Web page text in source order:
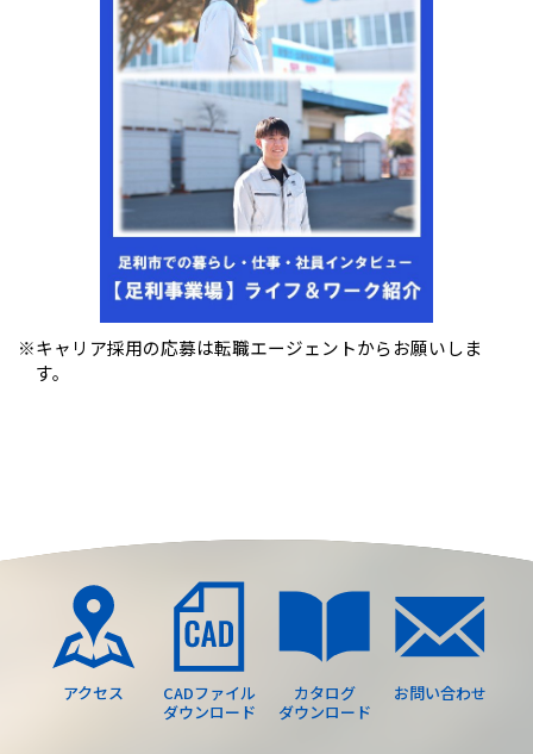
※キャリア採用の応募は転職エージェントからお願いしま
す。
アクセス
CADファイル
ダウンロード
カタログ
ダウンロード
お問い合わせ